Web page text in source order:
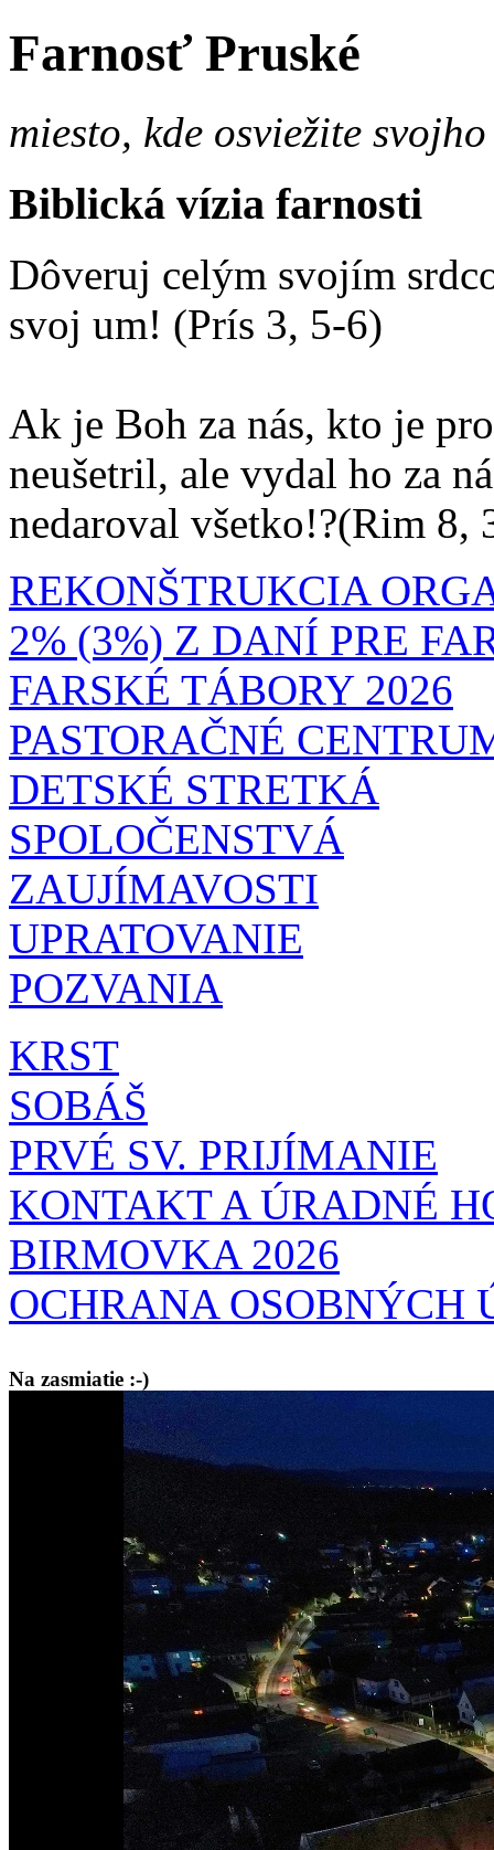
Farnosť Pruské
miesto, kde osviežite
Biblická vízia farnosti
Dôveruj celým svojím
svoj um! (Prís 3, 5-6)
Ak je Boh za nás, kto je
neušetril, ale vydal ho za
nedaroval všetko!?(Rim 8,
REKONŠTRUKCIA
2% (3%) Z DANÍ PRE
FARSKÉ TÁBORY 2026
PASTORAČNÉ
DETSKÉ STRETKÁ
SPOLOČENSTVÁ
ZAUJÍMAVOSTI
UPRATOVANIE
POZVANIA
KRST
SOBÁŠ
PRVÉ SV. PRIJÍMANIE
KONTAKT A ÚRADNÉ
BIRMOVKA 2026
OCHRANA OSOBNÝCH
Na zasmiatie :-)
Malý chlapec sa modlí:
Pane Bože, ďakujem za otecka, za mamičku a prosím aj za Teba,
bez Teba počali?